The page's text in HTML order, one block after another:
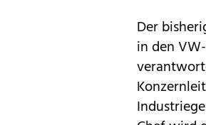
Der
in den